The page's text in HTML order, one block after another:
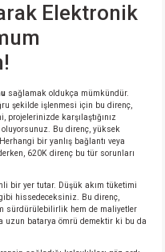
Elektronik
sağlamak oldukça mümkündür.
şekilde işlenmesi için bu direnç,
karşılaştığınız
Bu direnç, yüksek
bir yanlış bağlantı veya
620K direnç bu tür sorunları
bir yer tutar. Düşük akım tüketimi
hissedeceksiniz. Bu direnç,
sürdürülebilirlik hem de maliyetler
uzun batarya ömrü demektir ki bu da